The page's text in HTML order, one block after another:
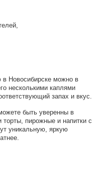
в Новосибирске можно в
несколькими каплями
запах и вкус.
быть уверенны в
пирожные и напитки с
уникальную, яркую